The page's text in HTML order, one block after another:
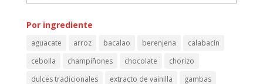
Por
fecha
emisión
Por ingrediente
aguacate arroz bacalao berenjena
calabacín
cebolla
champiñones chocolate
chorizo
dulces tradicionales
extracto de vainilla gambas